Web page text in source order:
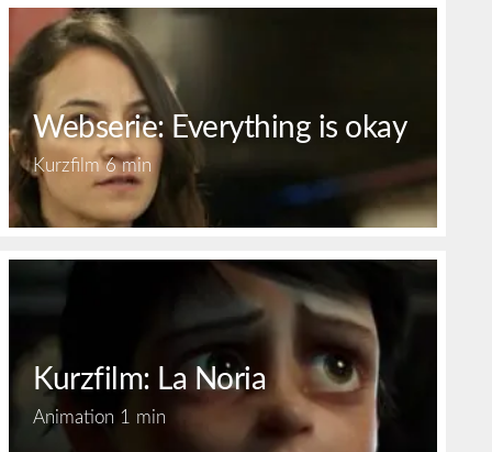
Webserie: Everything is okay
Kurzfilm6 min
Kurzfilm: La Noria
Animation 1 min